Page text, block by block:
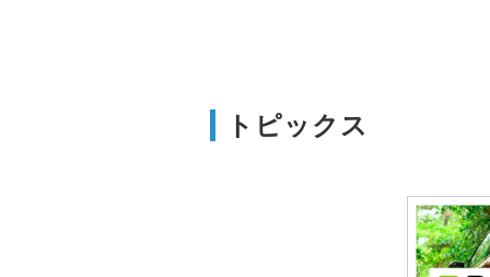
トピックス